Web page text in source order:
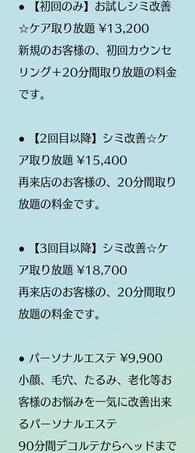
● 【初回のみ】お試しシミ改善
☆ケア取り放題 ¥13,200
新規のお客様の、初回カウンセ
リング＋20分間取り放題の料金
です。
● 【2回目以降】シミ改善☆ケ
ア取り放題 ¥15,400
再来店のお客様の、20分間取り
放題の料金です。
● 【3回目以降】シミ改善☆ケ
ア取り放題 ¥18,700
再来店のお客様の、20分間取り
放題の料金です。
● パーソナルエステ ¥9,900
小顔、毛穴、たるみ、老化等お
客様のお悩みを一気に改善出来
るパーソナルエステ
90分間デコルテからヘッドまで